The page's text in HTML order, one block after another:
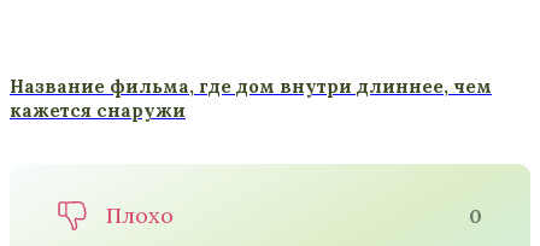
Название фильма, где дом внутри длиннее, чем
кажется снаружи
Плохо 0